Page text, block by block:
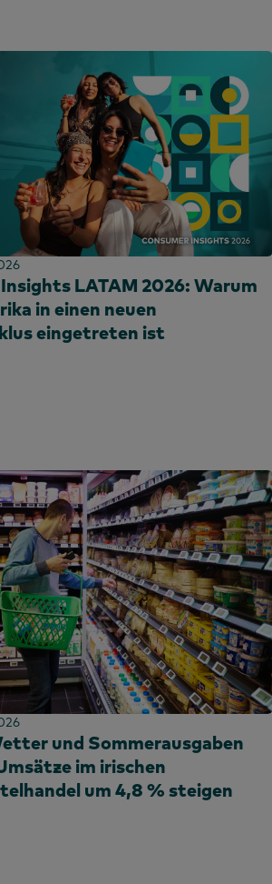
LATAM 2026: Warum
in einen neuen
eingetreten ist
und Sommerausgaben
im irischen
um 4,8 % steigen